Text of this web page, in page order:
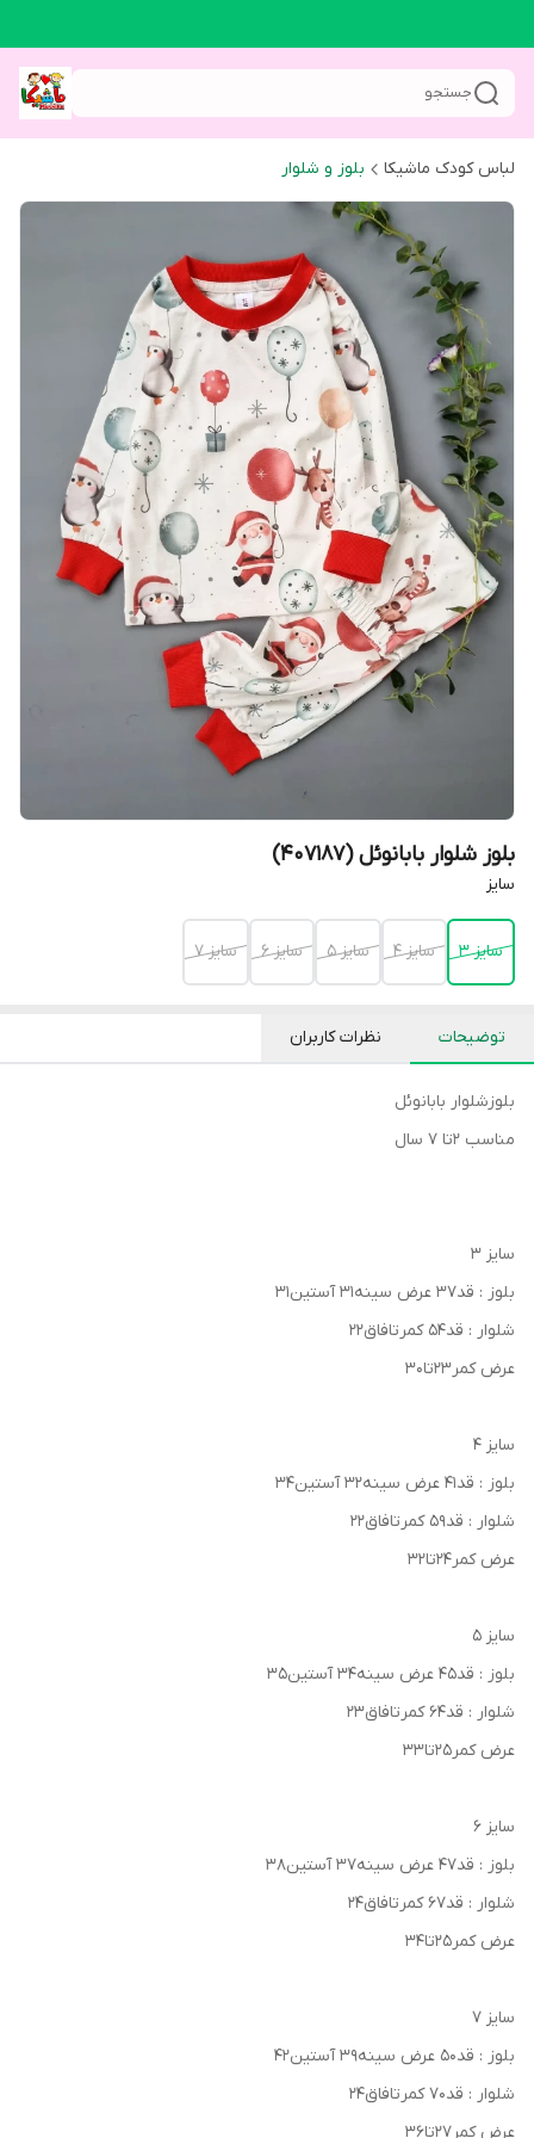
جستجو
لباس کودک ماشیکا بلوز و شلوار
بلوز شلوار بابانوئل (407187)
سایز
سایز 3 سایز 4 سایز 5 سایز 6 سایز 7
توضیحات نظرات کاربران
بلوزشلوار بابانوئل
مناسب ۲‌تا ۷ سال
سایز ۳
بلوز : قد۳۷ عرض سینه۳۱ آستین۳۱
شلوار : قد۵۴ کمرتافاق۲۲
عرض کمر۲۳تا۳۰
سایز ۴
بلوز : قد۴۱ عرض سینه۳۲ آستین۳۴
شلوار : قد۵۹ کمرتافاق۲۲
عرض کمر۲۴تا۳۲
سایز ۵
بلوز : قد۴۵ عرض سینه۳۴ آستین۳۵
شلوار : قد۶۴ کمرتافاق۲۳
عرض کمر۲۵تا۳۳
سایز ۶
بلوز : قد۴۷ عرض سینه۳۷ آستین۳۸
شلوار : قد۶۷ کمرتافاق۲۴
عرض کمر۲۵تا۳۴
سایز ۷
بلوز : قد۵۰ عرض سینه۳۹ آستین۴۲
شلوار : قد۷۰ کمرتافاق۲۴
عرض کمر۲۷تا۳۶